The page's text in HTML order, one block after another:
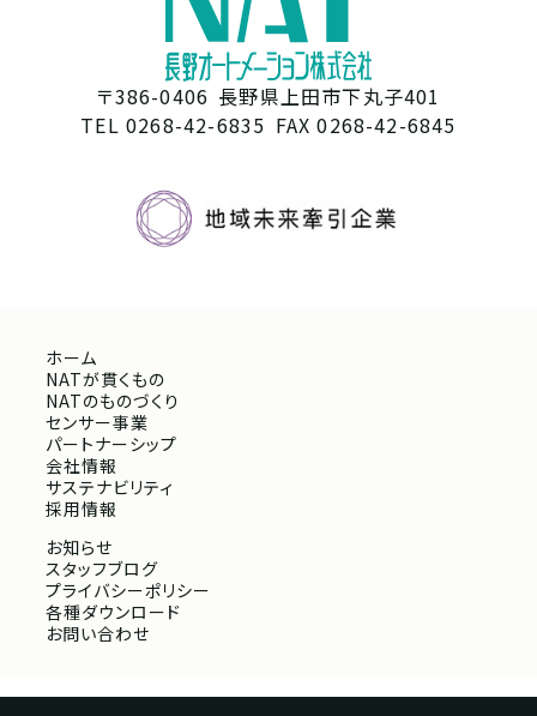
〒386-0406 長野県上田市下丸子401
TEL 0268-42-6835 FAX 0268-42-6845
ホーム
NATが貫くもの
NATのものづくり
センサー事業
パートナーシップ
会社情報
サステナビリティ
採用情報
お知らせ
スタッフブログ
プライバシーポリシー
各種ダウンロード
お問い合わせ